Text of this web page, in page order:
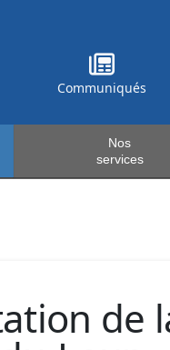
Communiqués
Nos
services
de